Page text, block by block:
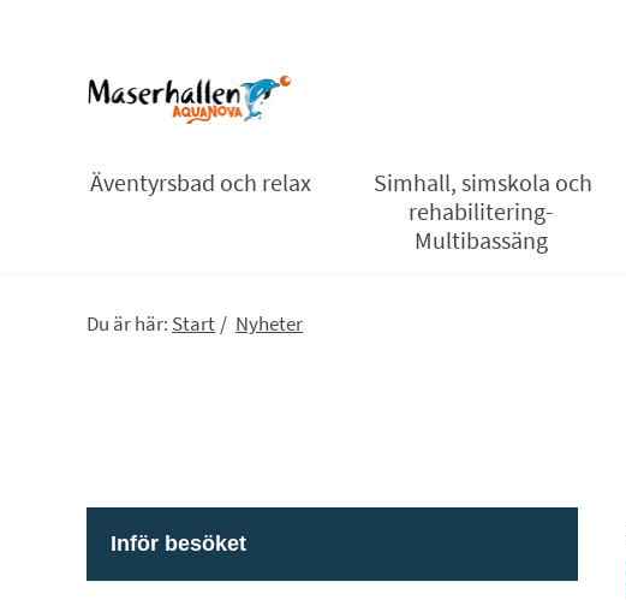
Äventyrsbad och relax
Simhall, simskola och
rehabilitering-
Multibassäng
Du är här: Start / Nyheter
Inför besöket